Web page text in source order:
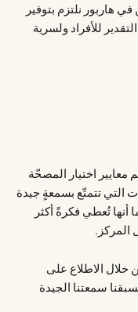
هاربور نلتزم بتوفير
للأفراد ولسرية
اختيار المصحّة
التي تتمتّع بسمعةٍ جيدة
أنها تُعطي فكرةً أكثر
المركز.
الاطلاع على
سمعتنا الجيدة